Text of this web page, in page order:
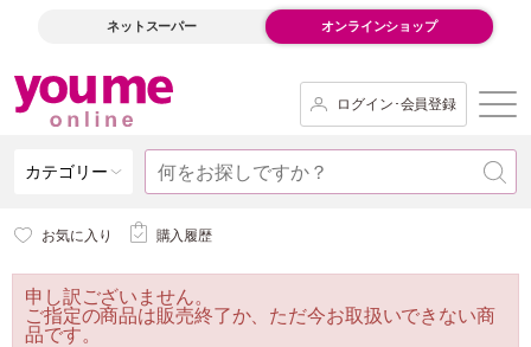
ネットスーパー オンラインショップ
ログイン･会員登録
カテゴリー
お気に入り 購入履歴
申し訳ございません。
ご指定の商品は販売終了か、ただ今お取扱いできない商
品です。